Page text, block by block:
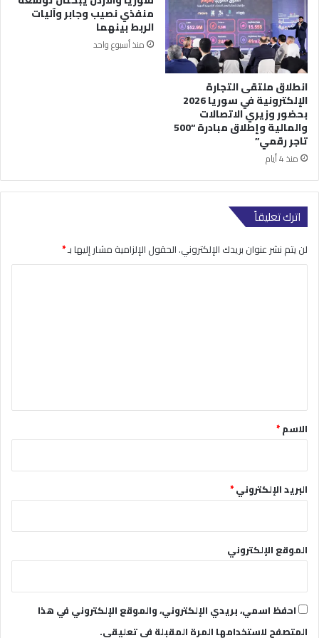
انطلاق ملتقى التجارة
الإلكترونية في سوريا 2026
بحضور وزيري الاتصالات
والمالية وإطلاق مبادرة “500
تاجر رقمي”
منذ 4 أيام
منفذي نصيب وجابر وآليات
الربط بينهما
منذ أسبوع واحد
اترك تعليقاً
لن يتم نشر عنوان بريدك الإلكتروني.الحقول الإلزامية مشار إليها بـ*
*الاسم*
البريد الإلكتروني*
الموقع الإلكتروني
احفظ اسمي، بريدي الإلكتروني، والموقع الإلكتروني في هذا
المتصفح لاستخدامها المرة المقبلة في تعليقي.